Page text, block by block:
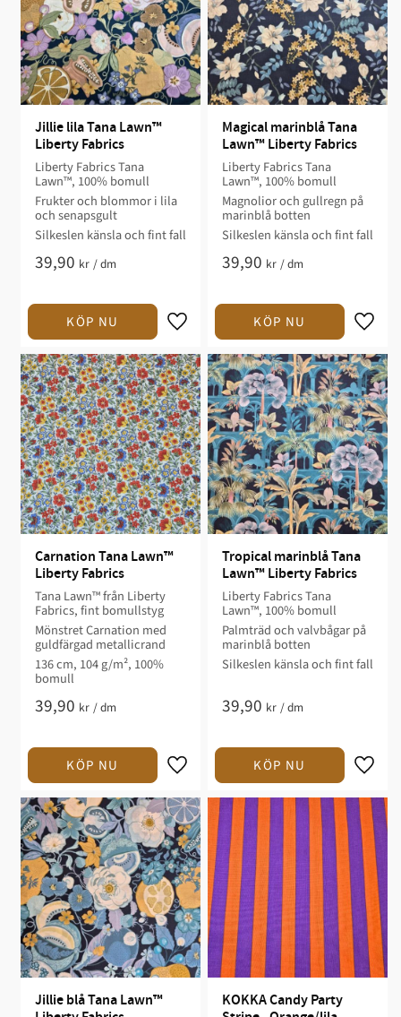
Jillie lila Tana Lawn™
Liberty Fabrics
Liberty Fabrics Tana
Lawn™, 100% bomull
Frukter och blommor i lila
och senapsgult
Silkeslen känsla och fint fall
39,90 kr /dm
Magical marinblå Tana
Lawn™ Liberty Fabrics
Liberty Fabrics Tana
Lawn™, 100% bomull
Magnolior och gullregn på
marinblå botten
Silkeslen känsla och fint fall
39,90 kr /dm
Carnation Tana Lawn™
Liberty Fabrics
Tana Lawn™ från Liberty
Fabrics, fint bomullstyg
Mönstret Carnation med
guldfärgad metallicrand
136 cm, 104 g/m², 100%
bomull
39,90 kr /dm
Tropical marinblå Tana
Lawn™ Liberty Fabrics
Liberty Fabrics Tana
Lawn™, 100% bomull
Palmträd och valvbågar på
marinblå botten
Silkeslen känsla och fint fall
39,90 kr /dm
Jillie blå Tana Lawn™
KOKKA Candy Party